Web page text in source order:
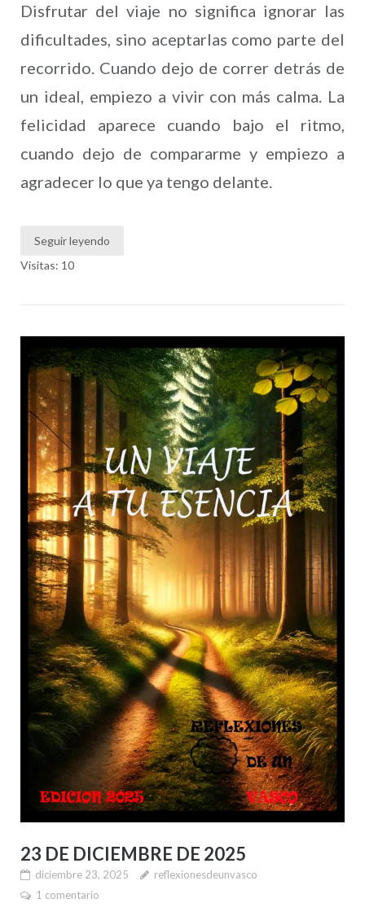
Disfrutar del viaje no significa ignorar las
dificultades, sino aceptarlas como parte del
recorrido. Cuando dejo de correr detrás de
un ideal, empiezo a vivir con más calma. La
felicidad aparece cuando bajo el ritmo,
cuando dejo de compararme y empiezo a
agradecer lo que ya tengo delante.
Seguir leyendo
Visitas: 10
23 DE DICIEMBRE DE 2025
diciembre 23, 2025
reflexionesdeunvasco
1 comentario